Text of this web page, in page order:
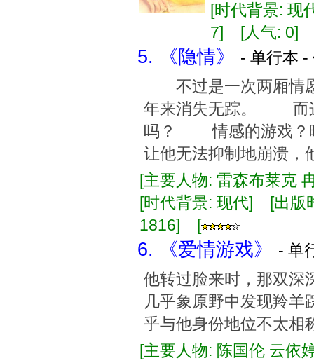
[时代背景:
7] [人气: 0] [
5. 《隐情》
- 单行本
不过是一次两厢情愿
年来消失无踪。 而这
吗？ 情感的游戏？
让他无法抑制地崩溃
[主要人物: 雷森布莱
[时代背景: 现代] [出
1816] [
6. 《爱情游戏》
- 单
他转过脸来时，那双深
几乎象原野中发现羚羊
乎与他身份地位不太相
[主要人物: 陈国伦 云